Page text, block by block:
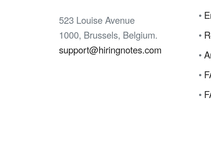
523 Louise Avenue
1000, Brussels, Belgium.
support@hiringnotes.com
•
•
•
•
•